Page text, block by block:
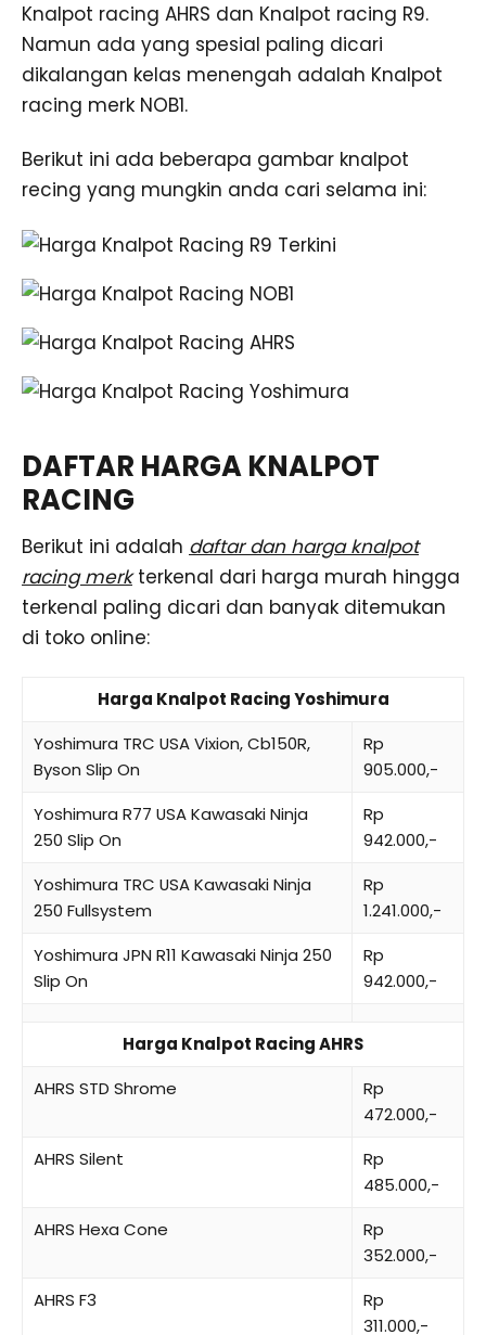
Knalpot racing AHRS dan Knalpot racing R9.
Namun ada yang spesial paling dicari
dikalangan kelas menengah adalah Knalpot
racing merk NOB1.
Berikut ini ada beberapa gambar knalpot
recing yang mungkin anda cari selama ini:
DAFTAR HARGA KNALPOT
RACING
Berikut ini adalah daftar dan harga knalpot
racing merkterkenal dari harga murah hingga
terkenal paling dicari dan banyak ditemukan
di toko online:
Harga Knalpot Racing Yoshimura
Yoshimura TRC USA Vixion, Cb150R,
Byson Slip On
Rp
905.000,-
Yoshimura R77 USA Kawasaki Ninja
250 Slip On
Rp
942.000,-
Yoshimura TRC USA Kawasaki Ninja
250 Fullsystem
Rp
1.241.000,-
Yoshimura JPN R11 Kawasaki Ninja 250
Slip On
Rp
942.000,-
Harga Knalpot Racing AHRS
AHRS STD Shrome
Rp
472.000,-
AHRS Silent
Rp
485.000,-
AHRS Hexa Cone
Rp
352.000,-
AHRS F3
Rp
311.000,-